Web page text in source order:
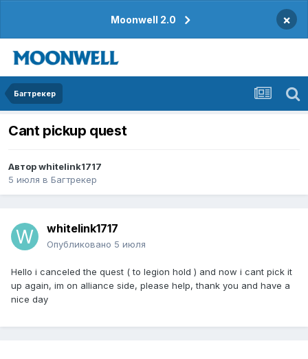
Moonwell 2.0 ×
Багтрекер
Cant pickup quest
Авторwhitelink1717
5 июля в Багтрекер
whitelink1717
Опубликовано 5 июля
Hello i canceled the quest ( to legion hold ) and now i cant pick it
up again, im on alliance side, please help, thank you and have a
nice day